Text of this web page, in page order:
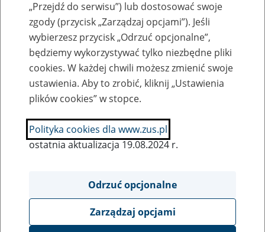
przekształconych zakładów pracy
Nazwa zakładu pracy:
SZUKAJ
Ukryj wszystkie pozycje bazy
„Przejdź do serwisu”) lub dostosować swoje
zgody (przycisk „Zarządzaj opcjami”). Jeśli
wybierzesz przycisk „Odrzuć opcjonalne”,
będziemy wykorzystywać tylko niezbędne pliki
cookies. W każdej chwili możesz zmienić swoje
ustawienia. Aby to zrobić, kliknij „Ustawienia
plików cookies” w stopce.
Polityka cookies dla www.zus.pl
ostatnia aktualizacja 19.08.2024 r.
Odrzuć opcjonalne
Zarządzaj opcjami